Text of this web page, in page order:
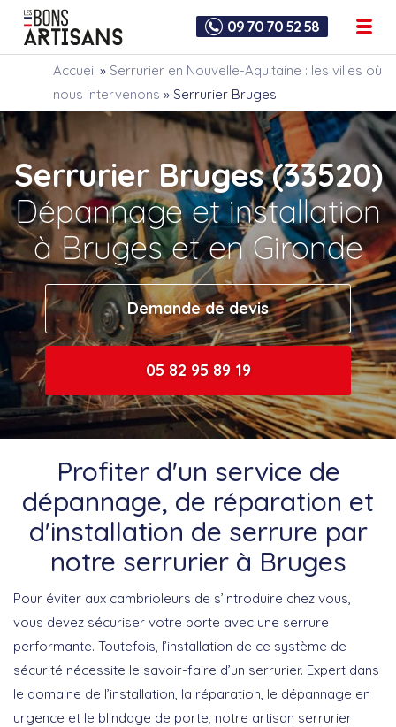
09 70 70 52 58
Accueil » Serrurier en Nouvelle-Aquitaine : les villes où
nous intervenons » Serrurier Bruges
Serrurier Bruges (33520)
Dépannage et installation
à Bruges et en Gironde
Demande de devis
05 82 95 89 19
Profiter d'un service de
dépannage, de réparation et
d'installation de serrure par
notre serrurier à Bruges
Pour éviter aux cambrioleurs de s’introduire chez vous,
vous devez sécuriser votre porte avec une serrure
performante. Toutefois, l’installation de ce système de
sécurité nécessite le savoir-faire d’un serrurier. Expert dans
le domaine de l’installation, la réparation, le dépannage en
urgence et le blindage de porte, notre artisan serrurier